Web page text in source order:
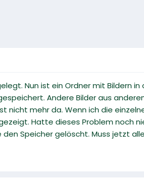
Nun ist ein Ordner mit Bildern
Andere Bilder aus
nicht mehr da. Wenn ich die
Hatte dieses Problem noch
Speicher gelöscht. Muss jetzt